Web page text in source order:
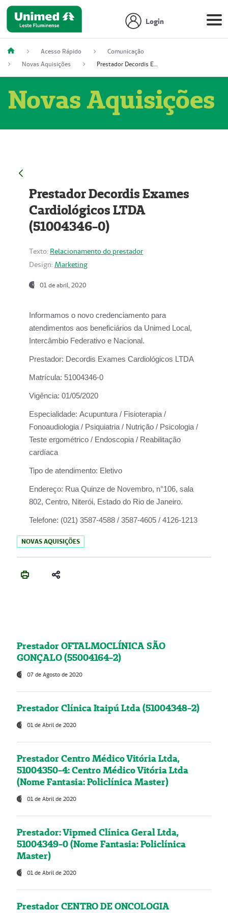
Login
Acesso Rápido
Comunicação
Novas Aquisições
Prestador Decordis Exames Cardiológicos LTDA (51004346-0)
Novas Aquisições
Prestador Decordis Exames
Cardiológicos LTDA
(51004346-0)
Texto: Relacionamento do prestador
Design: Marketing
01 de abril, 2020
Informamos o novo credenciamento para
atendimentos aos beneficiários da Unimed Local,
Intercâmbio Federativo e Nacional.
Prestador: Decordis Exames Cardiológicos LTDA
Matrícula: 51004346-0
Vigência: 01/05/2020
Especialidade: Acupuntura / Fisioterapia /
Fonoaudiologia / Psiquiatria / Nutrição / Psicologia /
Teste ergométrico / Endoscopia / Reabilitação
cardíaca
Tipo de atendimento: Eletivo
Endereço: Rua Quinze de Novembro, n°106, sala
802, Centro, Niterói, Estado do Rio de Janeiro.
Telefone: (021) 3587-4588 / 3587-4605 / 4126-1213
NOVAS AQUISIÇÕES
Prestador OFTALMOCLÍNICA SÃO
GONÇALO (55004164-2)
07 de Agosto de 2020
Prestador Clínica Itaipú Ltda (51004348-2)
01 de Abril de 2020
Prestador Centro Médico Vitória Ltda,
51004350-4: Centro Médico Vitória Ltda
(Nome Fantasia: Policlínica Master)
01 de Abril de 2020
Prestador: Vipmed Clínica Geral Ltda,
51004349-0 (Nome Fantasia: Policlínica
Master)
01 de Abril de 2020
Prestador CENTRO DE ONCOLOGIA